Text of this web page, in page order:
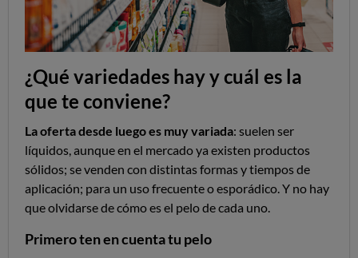
¿Qué variedades hay y cuál es la
que te conviene?
La oferta desde luego es muy variada: suelen ser
líquidos, aunque en el mercado ya existen productos
sólidos; se venden con distintas formas y tiempos de
aplicación; para un uso frecuente o esporádico. Y no hay
que olvidarse de cómo es el pelo de cada uno.
Primero ten en cuenta tu pelo